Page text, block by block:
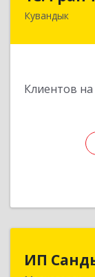
Кувандык
Клиентов
462220,
ИП